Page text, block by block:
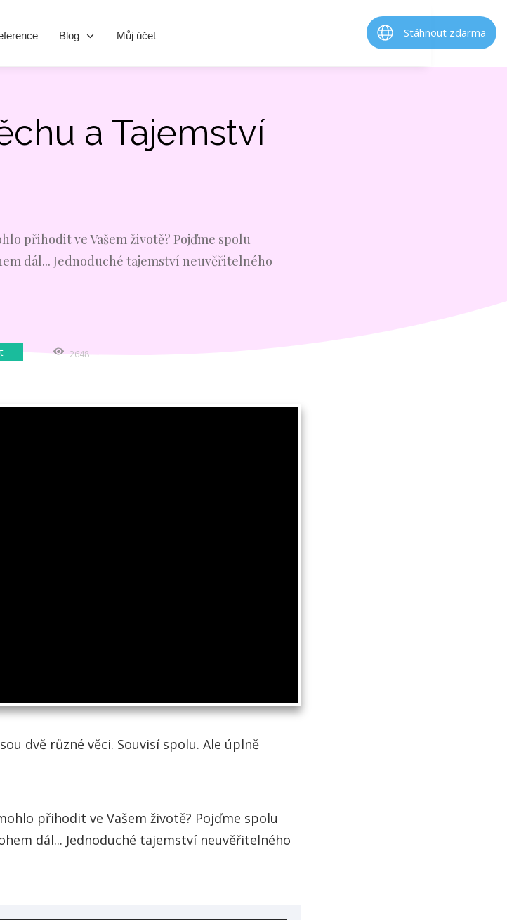
Blog Můj účet Stáhnout zdarma
a Tajemství
přihodit ve Vašem životě? Pojďme spolu
dál... Jednoduché tajemství neuvěřitelného
2648
dvě různé věci. Souvisí spolu. Ale úplně
přihodit ve Vašem životě? Pojďme spolu
dál... Jednoduché tajemství neuvěřitelného